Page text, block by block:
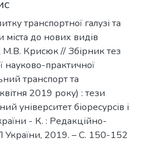
транспортної галузі та
міста до нових видів
Крисюк // Збірник тез
науково-практичної
транспорт та
2019 року) : тези
університет біоресурсів і
- К. : Редакційно-
України, 2019. – C. 150-152